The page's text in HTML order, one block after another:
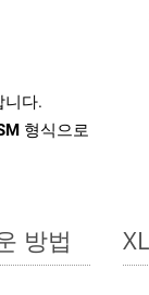
니다.
형식으로
방법